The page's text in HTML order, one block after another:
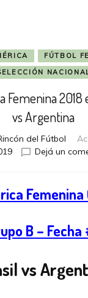
FÚTBOL
Femenina 2018
vs Argentina
del Fútbol
Dejá un
Femenina
B – Fecha
vs